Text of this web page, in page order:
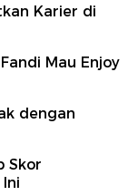
Karier di
Mau Enjoy
dengan
Skor